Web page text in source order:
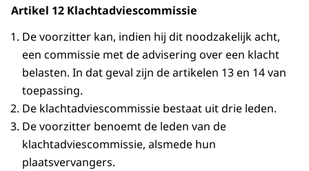
Artikel 12 Klachtadviescommissie
De voorzitter kan, indien hij dit noodzakelijk acht,
een commissie met de advisering over een klacht
belasten. In dat geval zijn de artikelen 13 en 14 van
toepassing.
De klachtadviescommissie bestaat uit drie leden.
De voorzitter benoemt de leden van de
klachtadviescommissie, alsmede hun
plaatsvervangers.